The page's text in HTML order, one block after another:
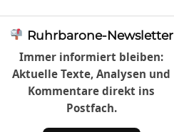
Ruhrbarone-Newsletter
Immer informiert bleiben:
Aktuelle Texte, Analysen und
Kommentare direkt ins
Postfach.